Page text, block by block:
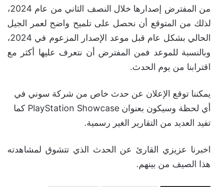
من المفترض إصدارها خلال النصف الثاني من عام 2024،
لذلك من المتوقع أن نحصل على تلميح واضح لعمر الجيل
الحالي بشكل عام قبل موعد الإصدار المزعوم في 2024،
وبالنسبة للموعد فمن المفترض أن نتعرف عليها أكثر مع
اقترابنا من يوم الحدث.
يمكننا توقع الإعلان عن حدث خاص من شركة سوني في
أي لحظة وسيكون بعنوان PlayStation Showcase كما
تفيد العديد من التقارير الغير رسمية.
اخبرنا عزيزي القارئ عن الحدث الذي تتشوق لمشاهدته
هذا الصيف من بينهم.